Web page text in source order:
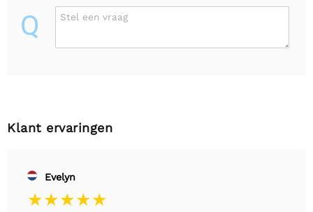
Q Stel een vraag
Klant ervaringen
Evelyn